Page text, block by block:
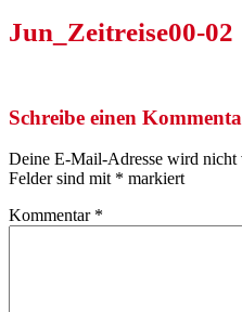
Jun_Zeitreise00-02
Schreibe einen
Deine E-Mail-Adresse wird nicht
Felder sind mit * markiert
Kommentar *